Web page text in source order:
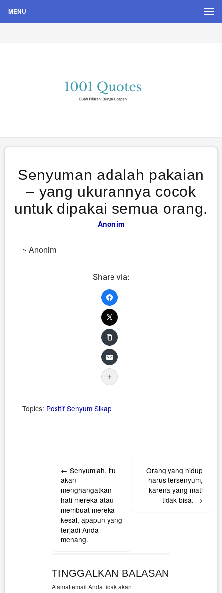
MENU
Quote Hari Puisi
Senyuman adalah pakaian
– yang ukurannya cocok
untuk dipakai semua orang.
Anonim
~ Anonim
Share via:
Topics: Positif Senyum Sikap
navigation
← Senyumlah, itu
akan
menghangatkan
hati mereka atau
membuat mereka
kesal, apapun yang
terjadi Anda
menang.
Orang yang hidup
harus tersenyum,
karena yang mati
tidak bisa. →
TINGGALKAN BALASAN
Alamat email Anda tidak akan